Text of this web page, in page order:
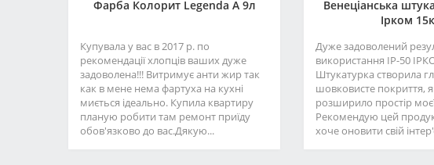
Фарба Колорит Legenda А 9л
Купувала у вас в 2017 р. по
рекомендації хлопців ваших дуже
задоволена!!! Витримує анти жир так
как в мене нема фартуха на кухні
миється ідеально. Купила квартиру
планую робити там ремонт приїду
обов'язково до вас.Дякую...
Венеціанська
Ірком
Дуже задоволений
використання IP-50
Штукатурка створила
шовковисте покриття,
розширило простір
Рекомендую цей
хоче оновити свій